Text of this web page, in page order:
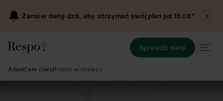
Zamów dietę dziś, aby otrzymać swój plan już15.08.*
Sprawdź dietę
Atlas Całe ciałoTrucht w miejscu